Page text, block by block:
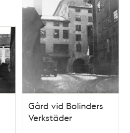
Gård vid Bolinders
Verkstäder